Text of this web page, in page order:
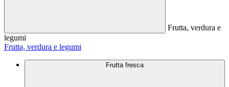
Frutta, verdura e
legumi
Frutta, verdura e legumi
Frutta fresca